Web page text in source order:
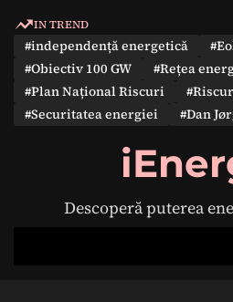
IN TREND
#independență energetică
#Obiectiv 100 GW
#Rețea
#Plan Național Riscuri
#Securitatea energiei
#Dan
Descoperă puterea